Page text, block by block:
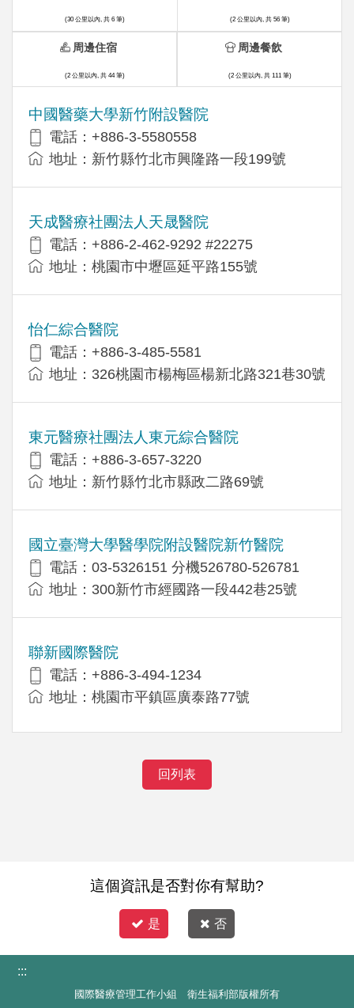
(30 公里以內, 共 6 筆)
中國醫藥大學新竹附設醫院
電話：+886-3-5580558
地址：新竹縣竹北市興隆路一段199號
天成醫療社團法人天晟醫院
電話：+886-2-462-9292 #22275
地址：桃園市中壢區延平路155號
怡仁綜合醫院
電話：+886-3-485-5581
地址：326桃園市楊梅區楊新北路321巷30號
東元醫療社團法人東元綜合醫院
電話：+886-3-657-3220
地址：新竹縣竹北市縣政二路69號
國立臺灣大學醫學院附設醫院新竹醫院
電話：03-5326151 分機526780-526781
地址：300新竹市經國路一段442巷25號
聯新國際醫院
電話：+886-3-494-1234
地址：桃園市平鎮區廣泰路77號
(2 公里以內, 共 56 筆)
周邊住宿
(2 公里以內, 共 44 筆)
周邊餐飲
(2 公里以內, 共 111 筆)
回列表
這個資訊是否對你有幫助?
是 否
:::
國際醫療管理工作小組 衛生福利部版權所有